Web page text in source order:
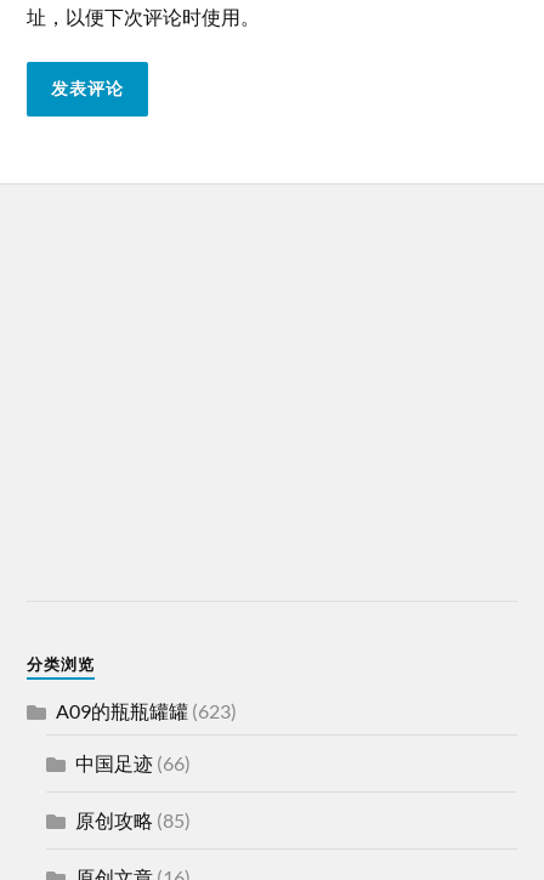
址，以便下次评论时使用。
分类浏览
A09的瓶瓶罐罐 (623)
中国足迹 (66)
原创攻略 (85)